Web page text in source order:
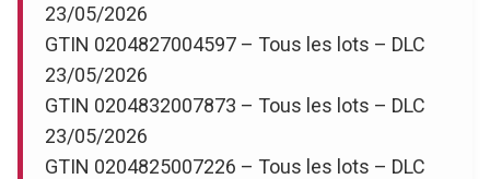
23/05/2026
GTIN 0204827004597 – Tous les lots – DLC
23/05/2026
GTIN 0204832007873 – Tous les lots – DLC
23/05/2026
GTIN 0204825007226 – Tous les lots – DLC